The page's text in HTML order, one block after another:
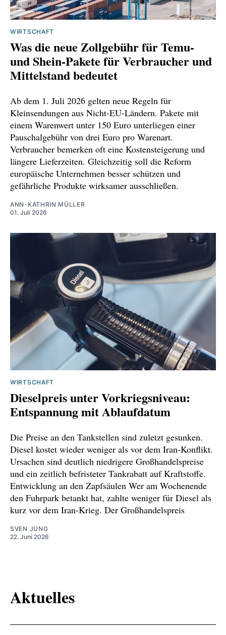
WIRTSCHAFT
Was die neue Zollgebühr für Temu‑
und Shein‑Pakete für Verbraucher und
Mittelstand bedeutet
Ab dem 1. Juli 2026 gelten neue Regeln für
Kleinsendungen aus Nicht‑EU‑Ländern. Pakete mit
einem Warenwert unter 150 Euro unterliegen einer
Pauschalgebühr von drei Euro pro Warenart.
Verbraucher bemerken oft eine Kostensteigerung und
längere Lieferzeiten. Gleichzeitig soll die Reform
europäische Unternehmen besser schützen und
gefährliche Produkte wirksamer ausschließen.
ANN-KATHRIN MÜLLER
01. Juli 2026
WIRTSCHAFT
Dieselpreis unter Vorkriegsniveau:
Entspannung mit Ablaufdatum
Die Preise an den Tankstellen sind zuletzt gesunken.
Diesel kostet wieder weniger als vor dem Iran-Konflikt.
Ursachen sind deutlich niedrigere Großhandelspreise
und ein zeitlich befristeter Tankrabatt auf Kraftstoffe.
Entwicklung an den Zapfsäulen Wer am Wochenende
den Fuhrpark betankt hat, zahlte weniger für Diesel als
kurz vor dem Iran-Krieg. Der Großhandelspreis
SVEN JUNG
22. Juni 2026
Aktuelles